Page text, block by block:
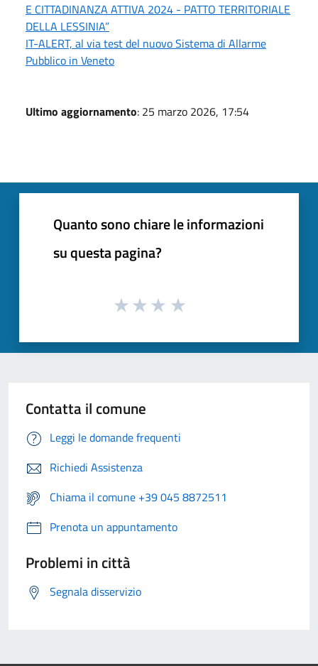
E CITTADINANZA ATTIVA 2024 - PATTO TERRITORIALE
DELLA LESSINIA”
IT-ALERT, al via test del nuovo Sistema di Allarme
Pubblico in Veneto
Ultimo aggiornamento: 25 marzo 2026, 17:54
Quanto sono chiare le informazioni
su questa pagina?
Contatta il comune
Leggi le domande frequenti
Richiedi Assistenza
Chiama il comune +39 045 8872511
Prenota un appuntamento
Problemi in città
Segnala disservizio